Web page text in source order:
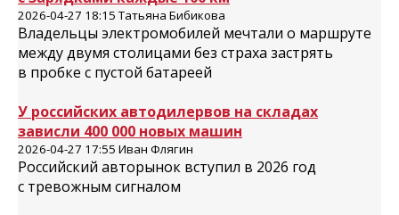
2026-04-27 18:15 Татьяна Бибикова
Владельцы электромобилей мечтали о маршруте
между двумя столицами без страха застрять
в пробке с пустой батареей
У российских автодилервов на складах
зависли 400 000 новых машин
2026-04-27 17:55 Иван Флягин
Российский авторынок вступил в 2026 год
с тревожным сигналом